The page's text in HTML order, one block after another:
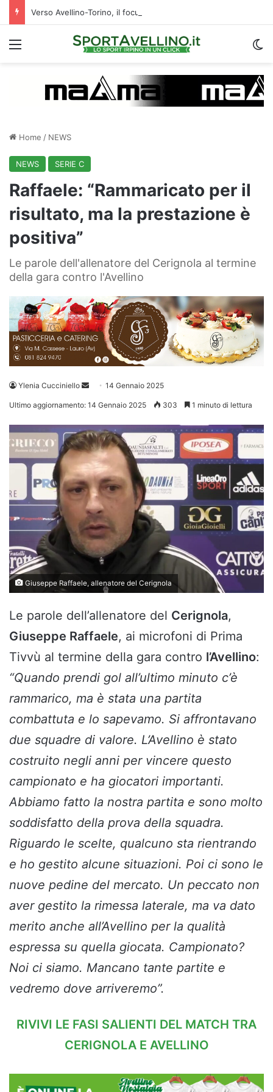
Verso Avellino-Torino, il focus sulla formazione granata
Menu
Home / NEWS
NEWS SERIE C
Raffaele: “Rammaricato per il
risultato, ma la prestazione è
positiva”
Le parole dell'allenatore del Cerignola al termine
della gara contro l'Avellino
Ylenia Cucciniello
Invia 14 Gennaio 2025
Ultimo aggiornamento: 14 Gennaio 2025 303 1 minuto di lettura
Giuseppe Raffaele, allenatore del Cerignola
Le parole dell’allenatore del Cerignola,
Giuseppe Raffaele, ai microfoni di Prima
Tivvù al termine della gara contro l’Avellino:
“Quando prendi gol all’ultimo minuto c’è
rammarico, ma è stata una partita
combattuta e lo sapevamo. Si affrontavano
due squadre di valore. L’Avellino è stato
costruito negli anni per vincere questo
campionato e ha giocatori importanti.
Abbiamo fatto la nostra partita e sono molto
soddisfatto della prova della squadra.
Riguardo le scelte, qualcuno sta rientrando
e ho gestito alcune situazioni. Poi ci sono le
nuove pedine del mercato. Un peccato non
aver gestito la rimessa laterale, ma va dato
merito anche all’Avellino per la qualità
espressa su quella giocata. Campionato?
Noi ci siamo. Mancano tante partite e
vedremo dove arriveremo”.
RIVIVI LE FASI SALIENTI DEL MATCH TRA
CERIGNOLA E AVELLINO